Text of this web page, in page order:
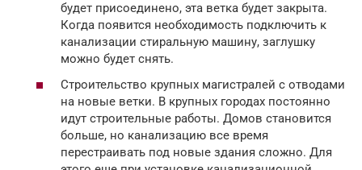
будет присоединено, эта ветка будет закрыта.
Когда появится необходимость подключить к
канализации стиральную машину, заглушку
можно будет снять.
Строительство крупных магистралей с отводами
на новые ветки. В крупных городах постоянно
идут строительные работы. Домов становится
больше, но канализацию все время
перестраивать под новые здания сложно. Для